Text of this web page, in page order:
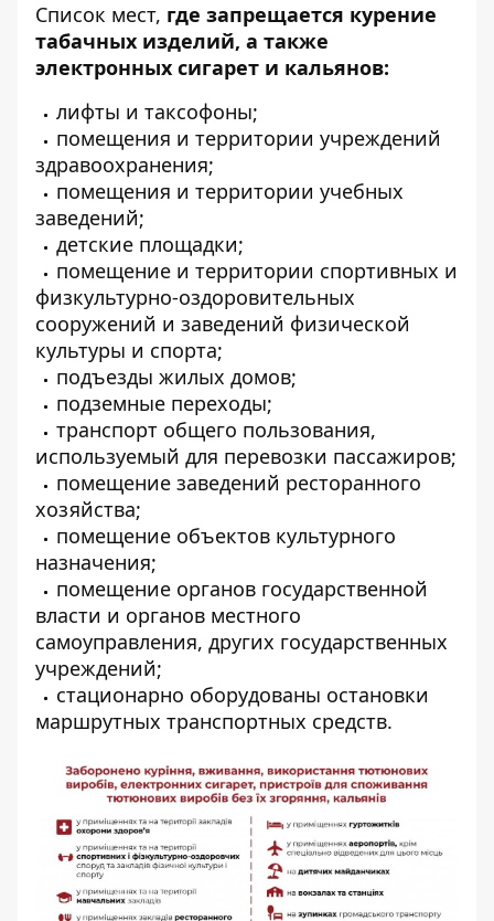
Список мест, где запрещается курение
табачных изделий, а также
электронных сигарет и кальянов:
лифты и таксофоны;
помещения и территории учреждений
здравоохранения;
помещения и территории учебных
заведений;
детские площадки;
помещение и территории спортивных и
физкультурно-оздоровительных
сооружений и заведений физической
культуры и спорта;
подъезды жилых домов;
подземные переходы;
транспорт общего пользования,
используемый для перевозки пассажиров;
помещение заведений ресторанного
хозяйства;
помещение объектов культурного
назначения;
помещение органов государственной
власти и органов местного
самоуправления, других государственных
учреждений;
стационарно оборудованы остановки
маршрутных транспортных средств.